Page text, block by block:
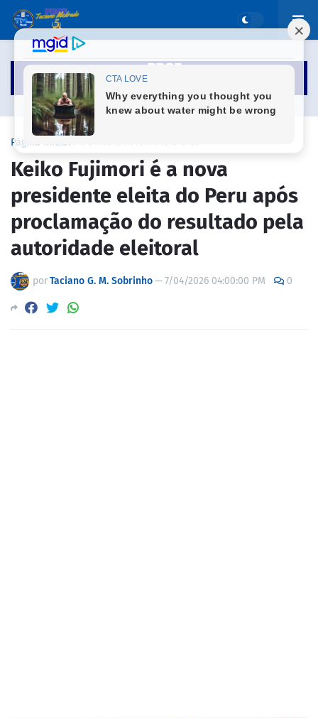
Página inicial
Keiko Fujimori é a nova
presidente eleita do Peru após
proclamação do resultado pela
autoridade eleitoral
porTaciano G. M. Sobrinho—7/04/2026 04:00:00 PM 0